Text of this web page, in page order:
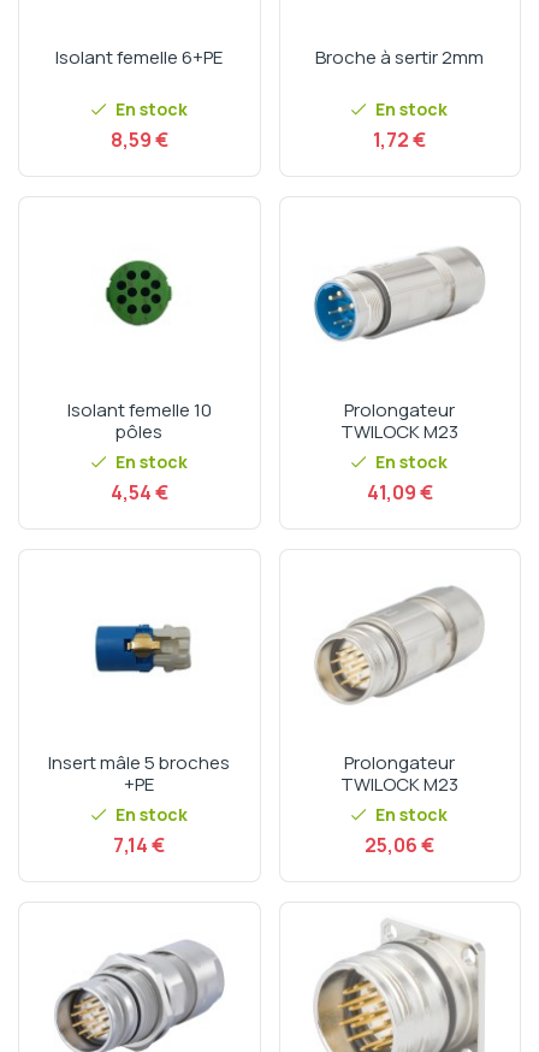
Isolant femelle 6+PE
En stock
Prix
8,59 €
Broche à sertir 2mm
En stock
Prix
1,72 €
Isolant femelle 10
pôles
En stock
Prix
4,54 €
Prolongateur
TWILOCK M23
En stock
Prix
41,09 €
Insert mâle 5 broches
+PE
En stock
Prix
7,14 €
Prolongateur
TWILOCK M23
En stock
Prix
25,06 €